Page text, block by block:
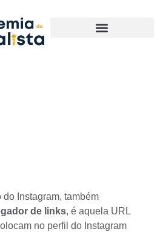
do Instagram, também
de links, é aquela URL
no perfil do Instagram